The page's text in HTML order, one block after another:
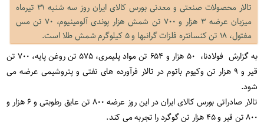
تالار محصولات صنعتی و معدنی بورس کالای ایران روز سه شنبه ۳۱ تیرماه
میزبان عرضه ۳ هزار و ۷۰۰ تن شمش هزار پوندی آلومینیوم، ۷۰ تن مس
مفتول، ۱۸ تن کنسانتره فلزات گرانبها و ۵ کیلوگرم شمش طلا است.
به گزارش فولادنا، ۵۰ هزار و ۶۵۴ تن مواد پلیمری، ۵۷۵ تن روغن پایه، ۷۰۰ تن
قیر و ۹ هزار تن وکیوم باتوم در تالار فرآورده های نفتی و پتروشیمی عرضه می
شود.
تالار صادراتی بورس کالای ایران در این روز عرضه ۸۰۰ تن عایق رطوبتی و ۶ هزار و
۸۰۰ تن قیر و ۴۵ هزار تن گوگرد را تجربه می کند
.